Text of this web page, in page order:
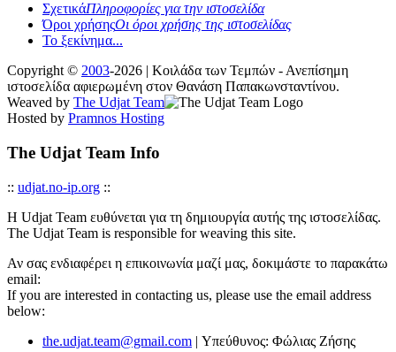
ΣχετικάΠληροφορίες για την ιστοσελίδα
Όροι χρήσηςΟι όροι χρήσης της ιστοσελίδας
Το ξεκίνημα...
Copyright © 2003-2026 | Κοιλάδα των Τεμπών - Ανεπίσημη
ιστοσελίδα αφιερωμένη στον Θανάση Παπακωνσταντίνου.
Weaved by The Udjat Team
Hosted by Pramnos Hosting
The Udjat Team Info
:: udjat.no-ip.org ::
Η Udjat Team ευθύνεται για τη δημιουργία αυτής της ιστοσελίδας.
The Udjat Team is responsible for weaving this site.
Αν σας ενδιαφέρει η επικοινωνία μαζί μας, δοκιμάστε το παρακάτω
email:
If you are interested in contacting us, please use the email address
below:
the.udjat.team@gmail.com | Υπεύθυνος: Φώλιας Ζήσης